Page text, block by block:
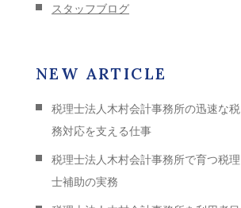
スタッフブログ
NEW ARTICLE
税理士法人木村会計事務所の迅速な税
務対応を支える仕事
税理士法人木村会計事務所で育つ税理
士補助の実務